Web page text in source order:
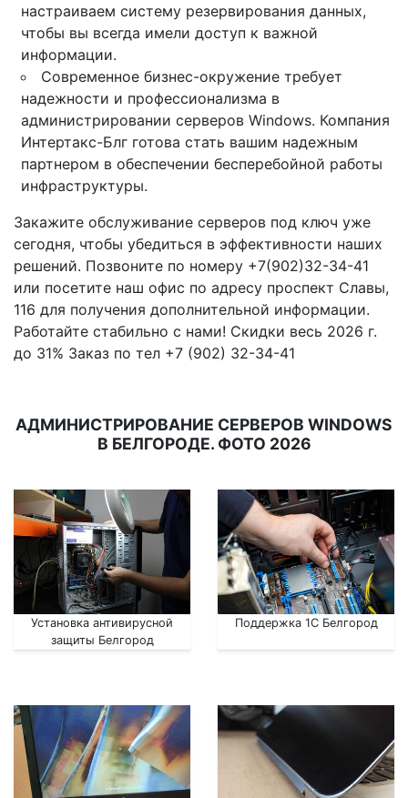
настраиваем систему резервирования данных,
чтобы вы всегда имели доступ к важной
информации.
Современное бизнес-окружение требует
надежности и профессионализма в
администрировании серверов Windows. Компания
Интертакс-Блг готова стать вашим надежным
партнером в обеспечении бесперебойной работы
инфраструктуры.
Закажите обслуживание серверов под ключ уже
сегодня, чтобы убедиться в эффективности наших
решений. Позвоните по номеру +7(902)32-34-41
или посетите наш офис по адресу проспект Славы,
116 для получения дополнительной информации.
Работайте стабильно с нами! Скидки весь 2026 г.
до 31% Заказ по тел +7 (902) 32-34-41
АДМИНИСТРИРОВАНИЕ СЕРВЕРОВ WINDOWS
В БЕЛГОРОДЕ. ФОТО 2026
Установка антивирусной
защиты Белгород
Поддержка 1С Белгород